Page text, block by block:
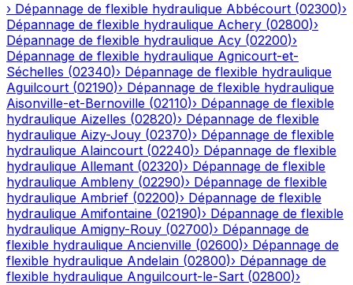
› Dépannage de flexible hydraulique Abbécourt (02300)›
Dépannage de flexible hydraulique Achery (02800)›
Dépannage de flexible hydraulique Acy (02200)›
Dépannage de flexible hydraulique Agnicourt-et-
Séchelles (02340)› Dépannage de flexible hydraulique
Aguilcourt (02190)› Dépannage de flexible hydraulique
Aisonville-et-Bernoville (02110)› Dépannage de flexible
hydraulique Aizelles (02820)› Dépannage de flexible
hydraulique Aizy-Jouy (02370)› Dépannage de flexible
hydraulique Alaincourt (02240)› Dépannage de flexible
hydraulique Allemant (02320)› Dépannage de flexible
hydraulique Ambleny (02290)› Dépannage de flexible
hydraulique Ambrief (02200)› Dépannage de flexible
hydraulique Amifontaine (02190)› Dépannage de flexible
hydraulique Amigny-Rouy (02700)› Dépannage de
flexible hydraulique Ancienville (02600)› Dépannage de
flexible hydraulique Andelain (02800)› Dépannage de
flexible hydraulique Anguilcourt-le-Sart (02800)›